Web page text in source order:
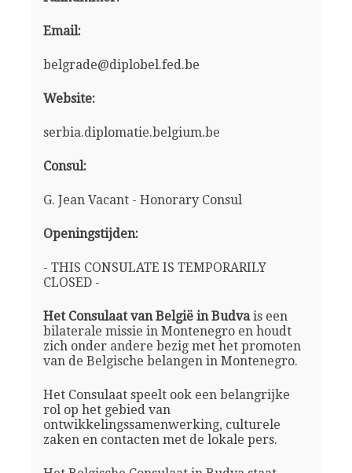
Email:
belgrade@diplobel.fed.be
Website:
serbia.diplomatie.belgium.be
Consul:
G. Jean Vacant - Honorary Consul
Openingstijden:
- THIS CONSULATE IS TEMPORARILY
CLOSED -
Het Consulaat van België in Budvais een
bilaterale missie in Montenegro en houdt
zich onder andere bezig met het promoten
van de Belgische belangen in Montenegro.
Het Consulaat speelt ook een belangrijke
rol op het gebied van
ontwikkelingssamenwerking, culturele
zaken en contacten met de lokale pers.